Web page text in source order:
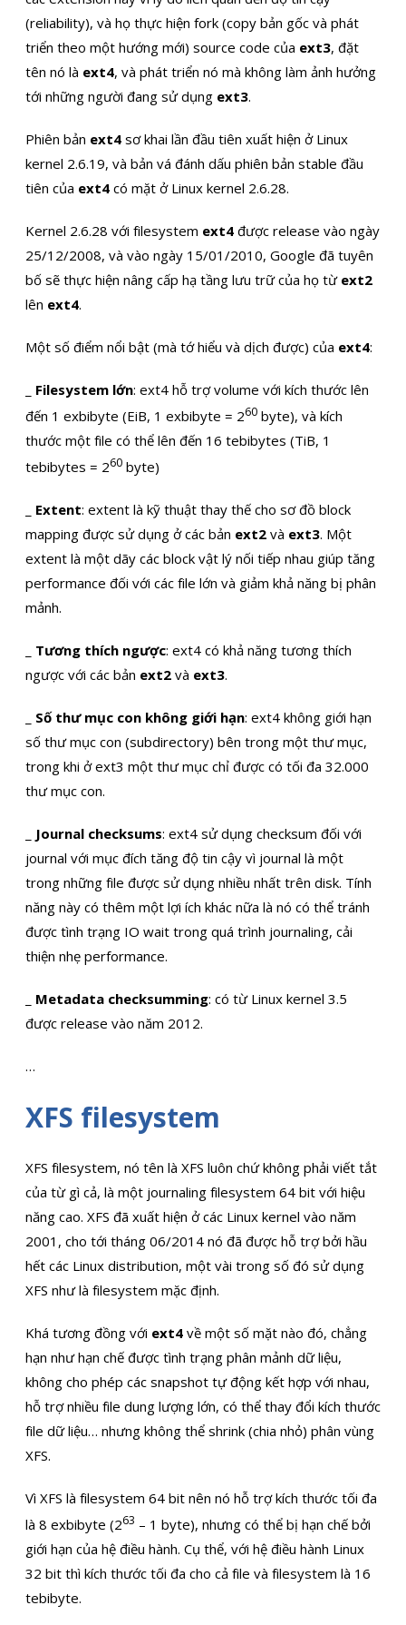
(reliability), và họ thực hiện fork (copy bản gốc và phát
triển theo một hướng mới) source code của ext3, đặt
tên nó là ext4, và phát triển nó mà không làm ảnh hưởng
tới những người đang sử dụng ext3.
Phiên bản ext4 sơ khai lần đầu tiên xuất hiện ở Linux
kernel 2.6.19, và bản vá đánh dấu phiên bản stable đầu
tiên của ext4 có mặt ở Linux kernel 2.6.28.
Kernel 2.6.28 với filesystem ext4 được release vào ngày
25/12/2008, và vào ngày 15/01/2010, Google đã tuyên
bố sẽ thực hiện nâng cấp hạ tầng lưu trữ của họ từ ext2
lên ext4.
Một số điểm nổi bật (mà tớ hiểu và dịch được) của ext4:
Filesystem lớn: ext4 hỗ trợ volume với kích thước lên
đến 1 exbibyte (EiB, 1 exbibyte = 260 byte), và kích
thước một file có thể lên đến 16 tebibytes (TiB, 1
tebibytes = 260 byte)
Extent: extent là kỹ thuật thay thế cho sơ đồ block
mapping được sử dụng ở các bản ext2 và ext3. Một
extent là một dãy các block vật lý nối tiếp nhau giúp tăng
performance đối với các file lớn và giảm khả năng bị phân
mảnh.
Tương thích ngược: ext4 có khả năng tương thích
ngược với các bản ext2 và ext3.
Số thư mục con không giới hạn: ext4 không giới hạn
số thư mục con (subdirectory) bên trong một thư mục,
trong khi ở ext3 một thư mục chỉ được có tối đa 32.000
thư mục con.
Journal checksums: ext4 sử dụng checksum đối với
journal với mục đích tăng độ tin cậy vì journal là một
trong những file được sử dụng nhiều nhất trên disk. Tính
năng này có thêm một lợi ích khác nữa là nó có thể tránh
được tình trạng IO wait trong quá trình journaling, cải
thiện nhẹ performance.
Metadata checksumming: có từ Linux kernel 3.5
được release vào năm 2012.
…
XFS filesystem
XFS filesystem, nó tên là XFS luôn chứ không phải viết tắt
của từ gì cả, là một journaling filesystem 64 bit với hiệu
năng cao. XFS đã xuất hiện ở các Linux kernel vào năm
2001, cho tới tháng 06/2014 nó đã được hỗ trợ bởi hầu
hết các Linux distribution, một vài trong số đó sử dụng
XFS như là filesystem mặc định.
Khá tương đồng với ext4 về một số mặt nào đó, chẳng
hạn như hạn chế được tình trạng phân mảnh dữ liệu,
không cho phép các snapshot tự động kết hợp với nhau,
hỗ trợ nhiều file dung lượng lớn, có thể thay đổi kích thước
file dữ liệu… nhưng không thể shrink (chia nhỏ) phân vùng
XFS.
Vì XFS là filesystem 64 bit nên nó hỗ trợ kích thước tối đa
là 8 exbibyte (263 – 1 byte), nhưng có thể bị hạn chế bởi
giới hạn của hệ điều hành. Cụ thể, với hệ điều hành Linux
32 bit thì kích thước tối đa cho cả file và filesystem là 16
tebibyte.